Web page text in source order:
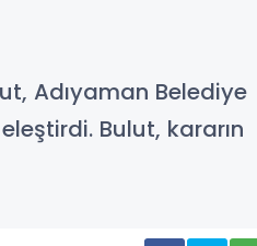
Adıyaman Belediye
Bulut, kararın